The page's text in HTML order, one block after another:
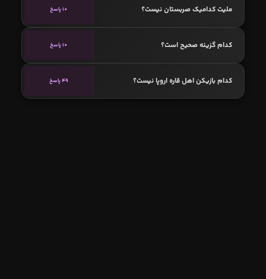
ملیت کدامیک صربستان نیست؟ 10 پاسخ
کدام گزینه صحیح است؟ 10 پاسخ
کدام بازیکن اهل قاره اروپا نیست؟ 49 پاسخ